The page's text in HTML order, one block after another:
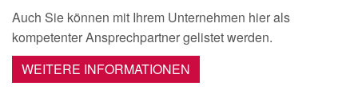
Auch Sie können mit Ihrem Unternehmen hier als
kompetenter Ansprechpartner gelistet werden.
WEITERE INFORMATIONEN